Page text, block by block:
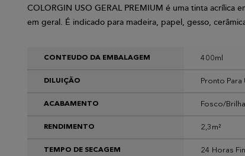
COLORGIN USO GERAL PREMIUM é uma tinta
em geral. É indicado para madeira, papel, gesso,
CONTEUDO DA EMBALAGEM 400ml
DILUIÇÃO Pronto Para
ACABAMENTO Fosco/
RENDIMENTO 2,3m²
TEMPO DE SECAGEM 24 Horas